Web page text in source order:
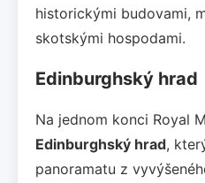
historickými budovami,
skotskými hospodami.
Edinburghský hrad
Na jednom konci Royal
Edinburghský hrad,
panoramatu z